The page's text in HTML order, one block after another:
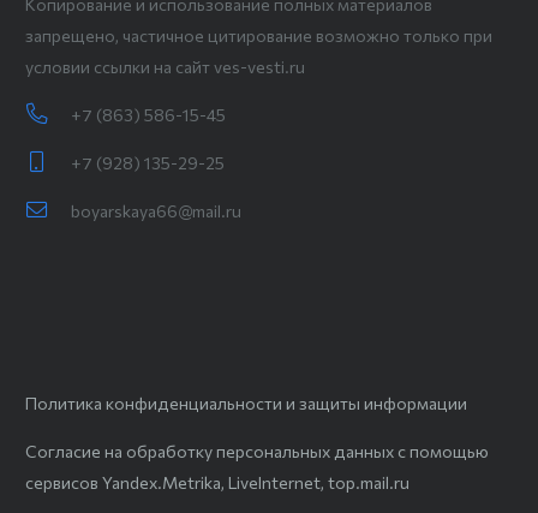
Копирование и использование полных материалов
запрещено, частичное цитирование возможно только при
условии ссылки на сайт ves-vesti.ru
+7 (863) 586-15-45
+7 (928) 135-29-25
boyarskaya66@mail.ru
Политика конфиденциальности и защиты информации
Согласие на обработку персональных данных с помощью
сервисов Yandex.Metrika, LiveInternet, top.mail.ru